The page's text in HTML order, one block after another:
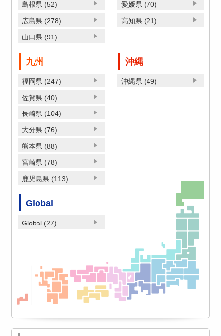
島根県 (52)
広島県 (278)
山口県 (91)
愛媛県 (70)
高知県 (21)
九州
福岡県 (247)
佐賀県 (40)
長崎県 (104)
大分県 (76)
熊本県 (88)
宮崎県 (78)
鹿児島県 (113)
沖縄
沖縄県 (49)
Global
Global (27)